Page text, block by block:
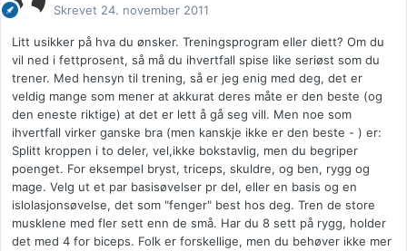
Skrevet 24. november 2011
Litt usikker på hva du ønsker. Treningsprogram eller diett? Om du
vil ned i fettprosent, så må du ihvertfall spise like seriøst som du
trener. Med hensyn til trening, så er jeg enig med deg, det er
veldig mange som mener at akkurat deres måte er den beste (og
den eneste riktige) at det er lett å gå seg vill. Men noe som
ihvertfall virker ganske bra (men kanskje ikke er den beste - ) er:
Splitt kroppen i to deler, vel,ikke bokstavlig, men du begriper
poenget. For eksempel bryst, triceps, skuldre, og ben, rygg og
mage. Velg ut et par basisøvelser pr del, eller en basis og en
islolasjonsøvelse, det som "fenger" best hos deg. Tren de store
musklene med fler sett enn de små. Har du 8 sett på rygg, holder
det med 4 for biceps. Folk er forskellige, men du behøver ikke mer